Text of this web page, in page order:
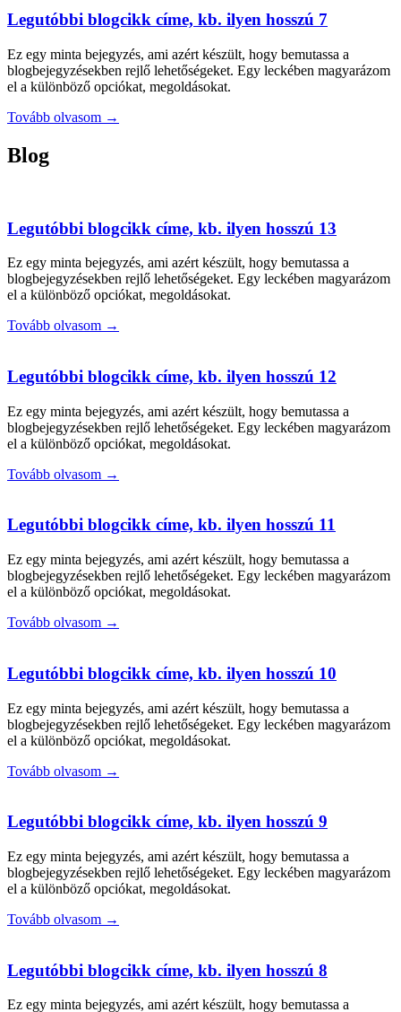
Legutóbbi blogcikk címe, kb. ilyen hosszú 7
Ez egy minta bejegyzés, ami azért készült, hogy bemutassa a
blogbejegyzésekben rejlő lehetőségeket. Egy leckében magyarázom
el a különböző opciókat, megoldásokat.
Tovább olvasom →
Blog
Legutóbbi blogcikk címe, kb. ilyen hosszú 13
Ez egy minta bejegyzés, ami azért készült, hogy bemutassa a
blogbejegyzésekben rejlő lehetőségeket. Egy leckében magyarázom
el a különböző opciókat, megoldásokat.
Tovább olvasom →
Legutóbbi blogcikk címe, kb. ilyen hosszú 12
Ez egy minta bejegyzés, ami azért készült, hogy bemutassa a
blogbejegyzésekben rejlő lehetőségeket. Egy leckében magyarázom
el a különböző opciókat, megoldásokat.
Tovább olvasom →
Legutóbbi blogcikk címe, kb. ilyen hosszú 11
Ez egy minta bejegyzés, ami azért készült, hogy bemutassa a
blogbejegyzésekben rejlő lehetőségeket. Egy leckében magyarázom
el a különböző opciókat, megoldásokat.
Tovább olvasom →
Legutóbbi blogcikk címe, kb. ilyen hosszú 10
Ez egy minta bejegyzés, ami azért készült, hogy bemutassa a
blogbejegyzésekben rejlő lehetőségeket. Egy leckében magyarázom
el a különböző opciókat, megoldásokat.
Tovább olvasom →
Legutóbbi blogcikk címe, kb. ilyen hosszú 9
Ez egy minta bejegyzés, ami azért készült, hogy bemutassa a
blogbejegyzésekben rejlő lehetőségeket. Egy leckében magyarázom
el a különböző opciókat, megoldásokat.
Tovább olvasom →
Legutóbbi blogcikk címe, kb. ilyen hosszú 8
Ez egy minta bejegyzés, ami azért készült, hogy bemutassa a